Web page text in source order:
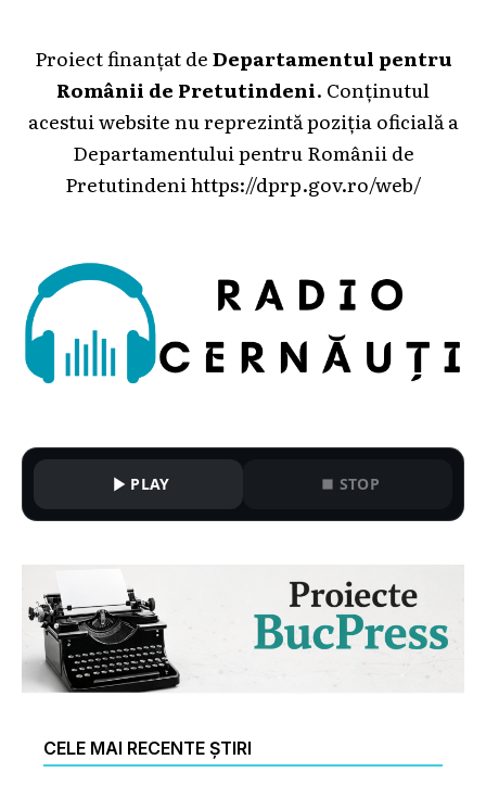
Proiect finanțat deDepartamentul pentru
Românii de Pretutindeni. Conținutul
acestui website nu reprezintă poziția oficială a
Departamentului pentru Românii de
Pretutindeni https://dprp.gov.ro/web/
PLAY STOP
CELE MAI RECENTE ȘTIRI